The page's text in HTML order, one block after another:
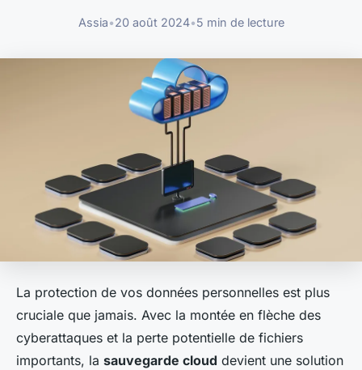
Assia•20 août 2024•5 min de lecture
La protection de vos données personnelles est plus
cruciale que jamais. Avec la montée en flèche des
cyberattaques et la perte potentielle de fichiers
importants, la sauvegarde cloud devient une solution